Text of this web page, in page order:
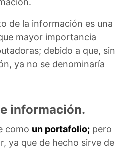
de la información es una
mayor importancia
debido a que, sin
ya no se denominaría
información.
como un portafolio; pero
ya que de hecho sirve de